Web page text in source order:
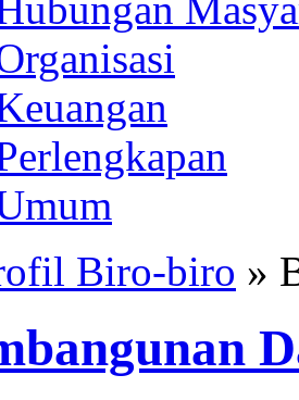
Biro-biro »